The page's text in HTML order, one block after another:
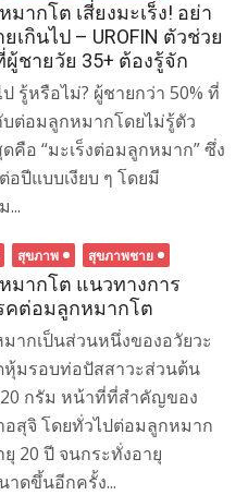
ากโต เสี่ยงมะเร็ง! อย่า
เกินไป – UROFIN ตัวช่วย
ชายวัย 35+ ต้องรู้จัก
รู้หรือไม่? ผู้ชายกว่า 50% ที่
ต่อมลูกหมากโดยไม่รู้ตัว
อ “มะเร็งต่อมลูกหมาก” ซึ่ง
ปีแบบเงียบ ๆ โดยมี
สุขภาพ สุขภาพชาย
มากโต แนวทางการ
คต่อมลูกหมากโต
ากเป็นส่วนหนึ่งของอวัยวะ
หุ้มรอบท่อปัสสาวะส่วนต้น
กรัม หน้าที่ที่สำคัญของ
สุจิ โดยทั่วไปต่อมลูกหมาก
20 ปี จนกระทั่งอายุ
าดขึ้นอีกครั้ง...